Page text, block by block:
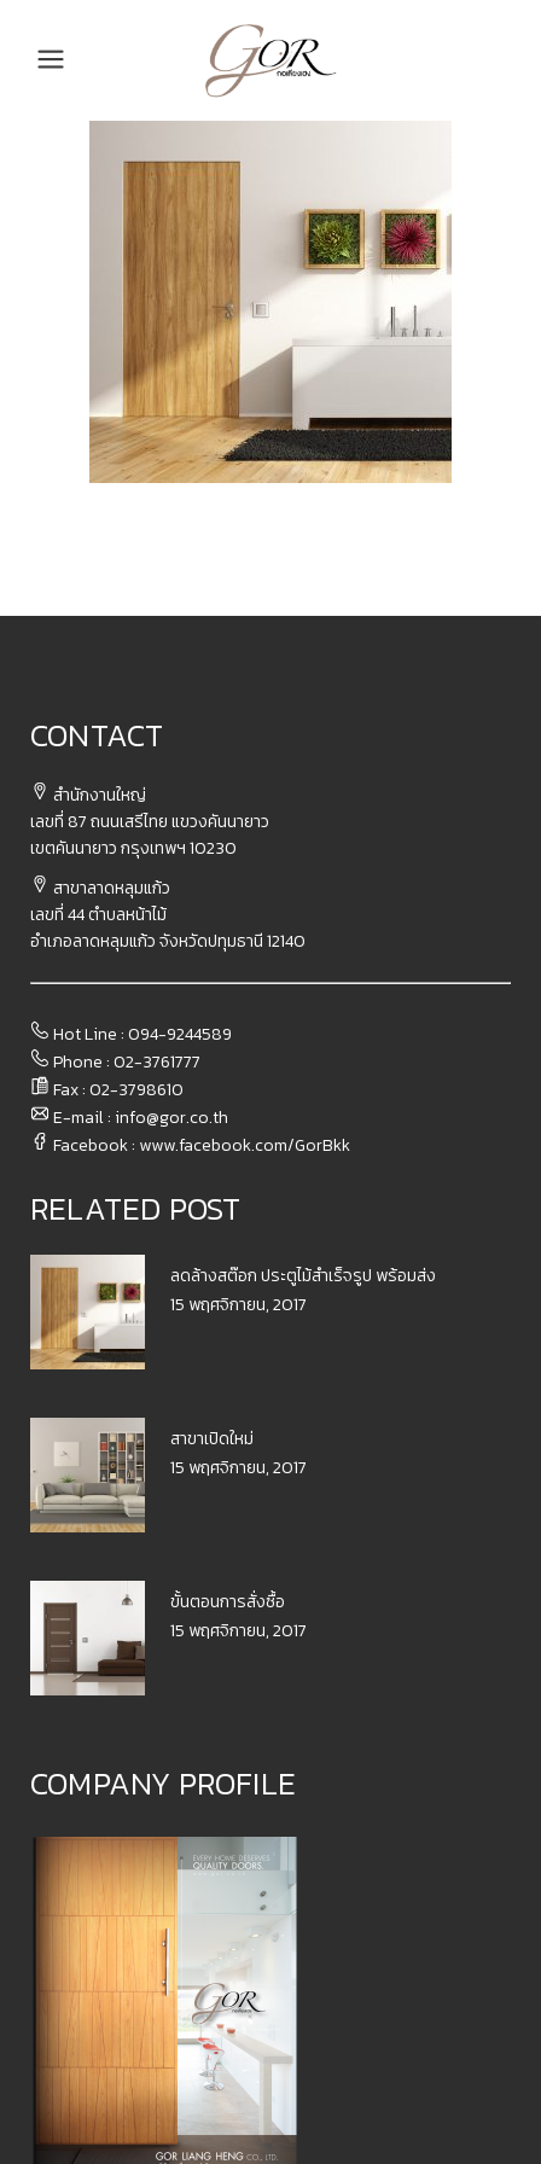
CONTACT
สำนักงานใหญ่
เลขที่ 87 ถนนเสรีไทย แขวงคันนายาว
เขตคันนายาว กรุงเทพฯ 10230
สาขาลาดหลุมแก้ว
เลขที่ 44 ตำบลหน้าไม้
อำเภอลาดหลุมแก้ว จังหวัดปทุมธานี 12140
Hot Line : 094-9244589
Phone : 02-3761777
Fax : 02-3798610​
E-mail : info@gor.co.th
Facebook : www.facebook.com/GorBkk
RELATED POST
ลดล้างสต๊อก ประตูไม้สำเร็จรูป พร้อมส่ง
15 พฤศจิกายน, 2017
สาขาเปิดใหม่
15 พฤศจิกายน, 2017
ขั้นตอนการสั่งซื้อ
15 พฤศจิกายน, 2017
COMPANY PROFILE